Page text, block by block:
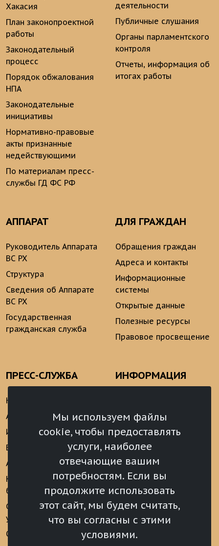
Мы используем файлы
cookie, чтобы предоставлять
услуги, наиболее
отвечающие вашим
потребностям. Если вы
продолжите использовать
этот сайт, мы будем считать,
что вы согласны с этими
условиями.
Хакасия
План законопроектной
работы
Законодательный
процесс
Порядок обжалования
НПА
Законодательные
инициативы
Нормативно-правовые
акты признанные
недействующими
По материалам пресс-
службы ГД ФС РФ
деятельности
Публичные слушания
Органы парламентского
контроля
Отчеты, информация об
итогах работы
АППАРАТ
Руководитель Аппарата
ВС РХ
Структура
Сведения об Аппарате
ВС РХ
Государственная
гражданская служба
ДЛЯ ГРАЖДАН
Обращения граждан
Адреса и контакты
Информационные
системы
Открытые данные
Полезные ресурсы
Правовое просвещение
ПРЕСС-СЛУЖБА
Новости
Анонсы
Интервью
Видеоматериалы
Аккредитация
Конкурс «Хрустальный
барс»
Сведения о СМИ
учрежденных ВС РХ
Опросы и голосования
ИНФОРМАЦИЯ
аналитические
материалы
Реализация Послания
Президента РФ
Федеральному
Собранию РФ
Местное
самоуправление
Финансы
Награды